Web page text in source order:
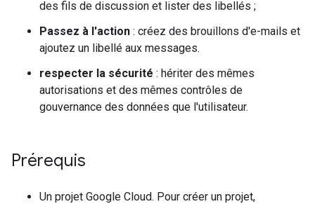
des fils de discussion et lister des libellés ;
Passez à l'action : créez des brouillons d'e-mails et
ajoutez un libellé aux messages.
respecter la sécurité : hériter des mêmes
autorisations et des mêmes contrôles de
gouvernance des données que l'utilisateur.
Prérequis
Un projet Google Cloud. Pour créer un projet,